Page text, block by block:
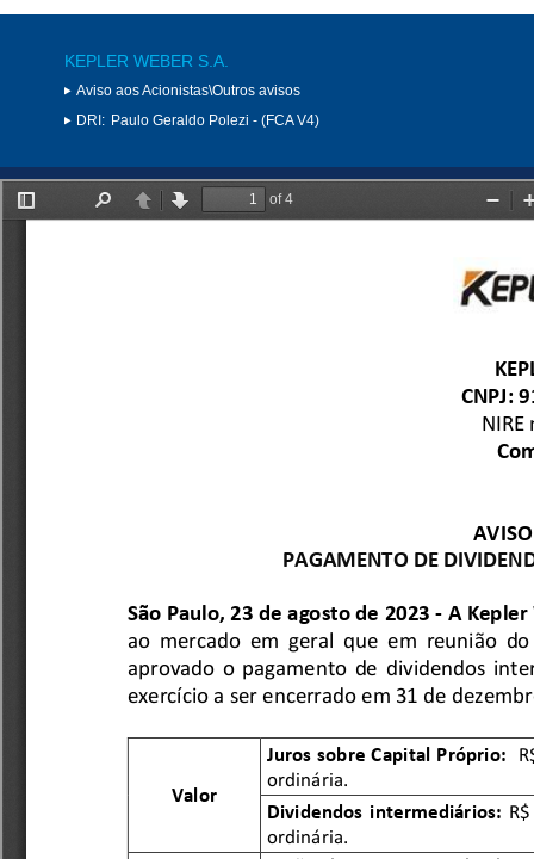
KEPLER WEBER S.A.
Aviso aos Acionistas\Outros avisos
DRI: Paulo Geraldo Polezi - (FCA V4)